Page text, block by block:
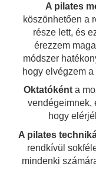
A pilates
köszönhetően a
része lett, és
érezzem
módszer
hogy elvégzem
Oktatóként a
vendégeimnek,
hogy
A pilates
rendkívül
mindenki